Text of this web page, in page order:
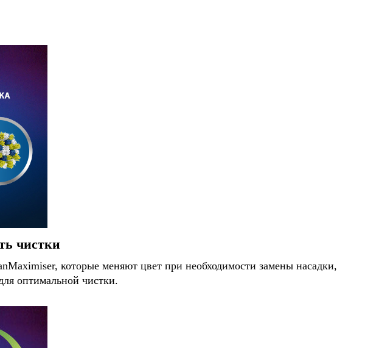
чистки
которые меняют цвет при необходимости замены насадки,
оптимальной чистки.